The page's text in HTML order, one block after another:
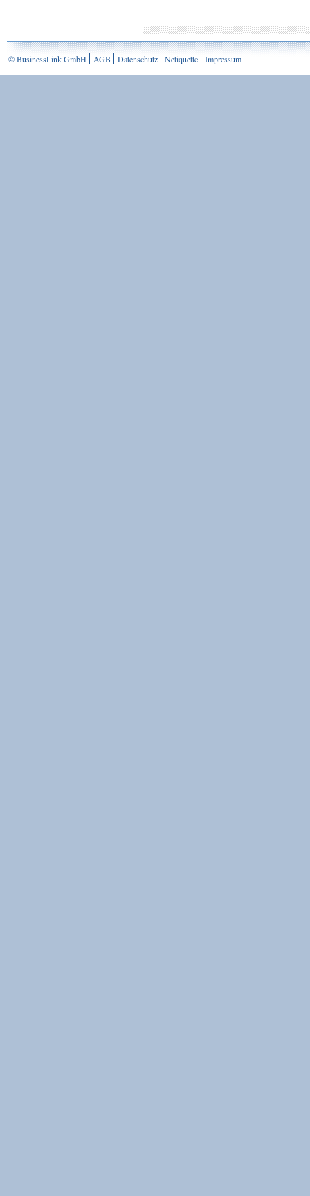
© BusinessLink GmbH AGB Datenschutz Netiquette Impressum